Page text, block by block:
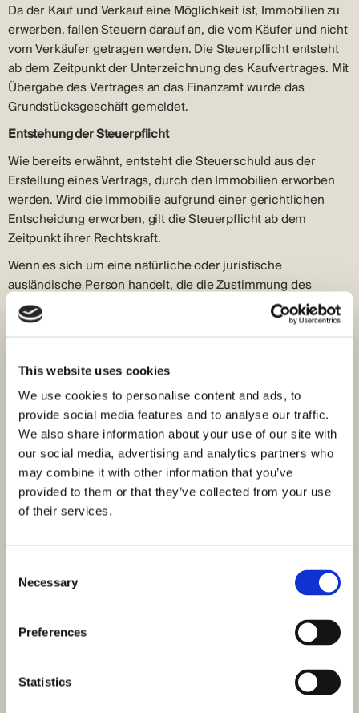
This website uses cookies
We use cookies to personalise content and ads, to
provide social media features and to analyse our traffic.
We also share information about your use of our site with
our social media, advertising and analytics partners who
may combine it with other information that you’ve
provided to them or that they’ve collected from your use
of their services.
Selection
Necessary
Preferences
Statistics
Da der Kauf und Verkauf eine Möglichkeit ist, Immobilien zu
erwerben, fallen Steuern darauf an, die vom Käufer und nicht
vom Verkäufer getragen werden. Die Steuerpflicht entsteht
ab dem Zeitpunkt der Unterzeichnung des Kaufvertrages. Mit
Übergabe des Vertrages an das Finanzamt wurde das
Grundstücksgeschäft gemeldet.
Entstehung der Steuerpflicht
Wie bereits erwähnt, entsteht die Steuerschuld aus der
Erstellung eines Vertrags, durch den Immobilien erworben
werden. Wird die Immobilie aufgrund einer gerichtlichen
Entscheidung erworben, gilt die Steuerpflicht ab dem
Zeitpunkt ihrer Rechtskraft.
Wenn es sich um eine natürliche oder juristische
ausländische Person handelt, die die Zustimmung des
Ministers benötigt, um Immobilien im Hoheitsgebiet der
Republik Kroatien zu erwerben, entsteht die Steuerpflicht mit
Registrierung der Grundsteuer
Da der Notar verpflichtet ist, den Kaufvertrag zwischen
Verkäufer und Käufer zu beglaubigen, obliegt es ihm,
innerhalb einer bestimmten gesetzlichen Frist eine Kopie bei
der Steuerverwaltung einzureichen. Einfach ausgedrückt hat
der Notar 30 Tage Zeit, um eine Kopie des
Verkaufsdokuments oder eines anderen Dokuments, auf
dem das Immobiliengeschäft beruht, bei der für das Gebiet,
Durch die Einreichung der zuvor genannten Dokumente
vorgenommen.
oder vom Gericht ausgestellt wurde, ist der Steuerzahler
verpflichtet, die Transaktion der für das Gebiet, in dem sich